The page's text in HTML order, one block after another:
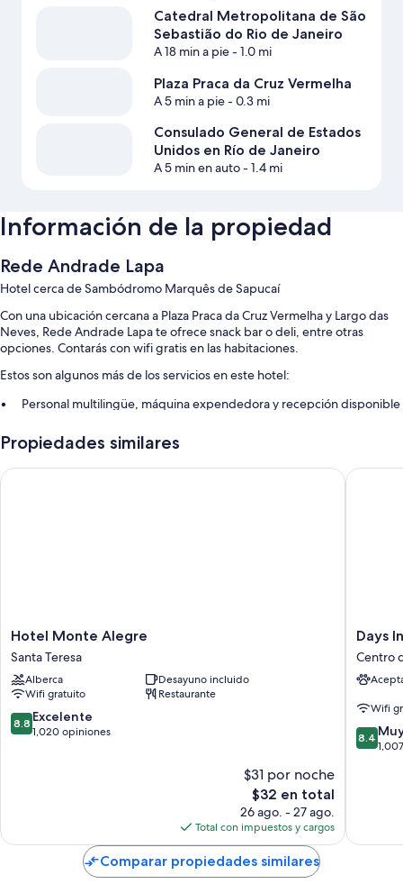
Catedral Metropolitana de São
Sebastião do Rio de Janeiro
A 18 min a pie- 1.0 mi
Plaza Praca da Cruz Vermelha
A 5 min a pie- 0.3 mi
Consulado General de Estados
Unidos en Río de Janeiro
A 5 min en auto- 1.4 mi
Información de la propiedad
Rede Andrade Lapa
Hotel cerca de Sambódromo Marquês de Sapucaí
Con una ubicación cercana a Plaza Praca da Cruz Vermelha y Largo das
Neves, Rede Andrade Lapa te ofrece snack bar o deli, entre otras
opciones. Contarás con wifi gratis en las habitaciones.
Estos son algunos más de los servicios en este hotel:
Personal multilingüe, máquina expendedora y recepción disponible
Elevador, resguardo de equipaje y salón de banquetes
Los huéspedes comparten opiniones positivas de aspectos como la
Regaderas, bidets y amenidades de baño gratuitas
Televisiones de pantalla plana de 32 pulgadas con canales por cable
Armarios o clósets, frigobares y servicio de limpieza limitado
Propiedades similares
Hotel
Monte
Alegre
Santa
Teresa
Hotel Monte Alegre
Santa Teresa
Alberca
Desayuno incluido
Wifi gratuito
Restaurante
8.8
de
8.8 Excelente
1,020 opiniones
$31 por noche
El
precio
actual
es
de
$32
$32 en total
26 ago. - 27 ago.
Total con impuestos y cargos
Hotel Monte Alegre
Days
Inn
Rio
de
Lapa
Centro
de
Days
Centro
Wifi
8.4
de
8.4
Days
Comparar propiedades similares